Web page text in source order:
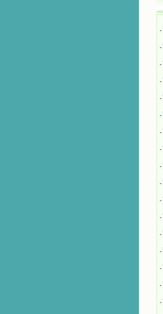
·
·
·
·
·
·
·
·
·
·
·
·
·
·
·
·
·